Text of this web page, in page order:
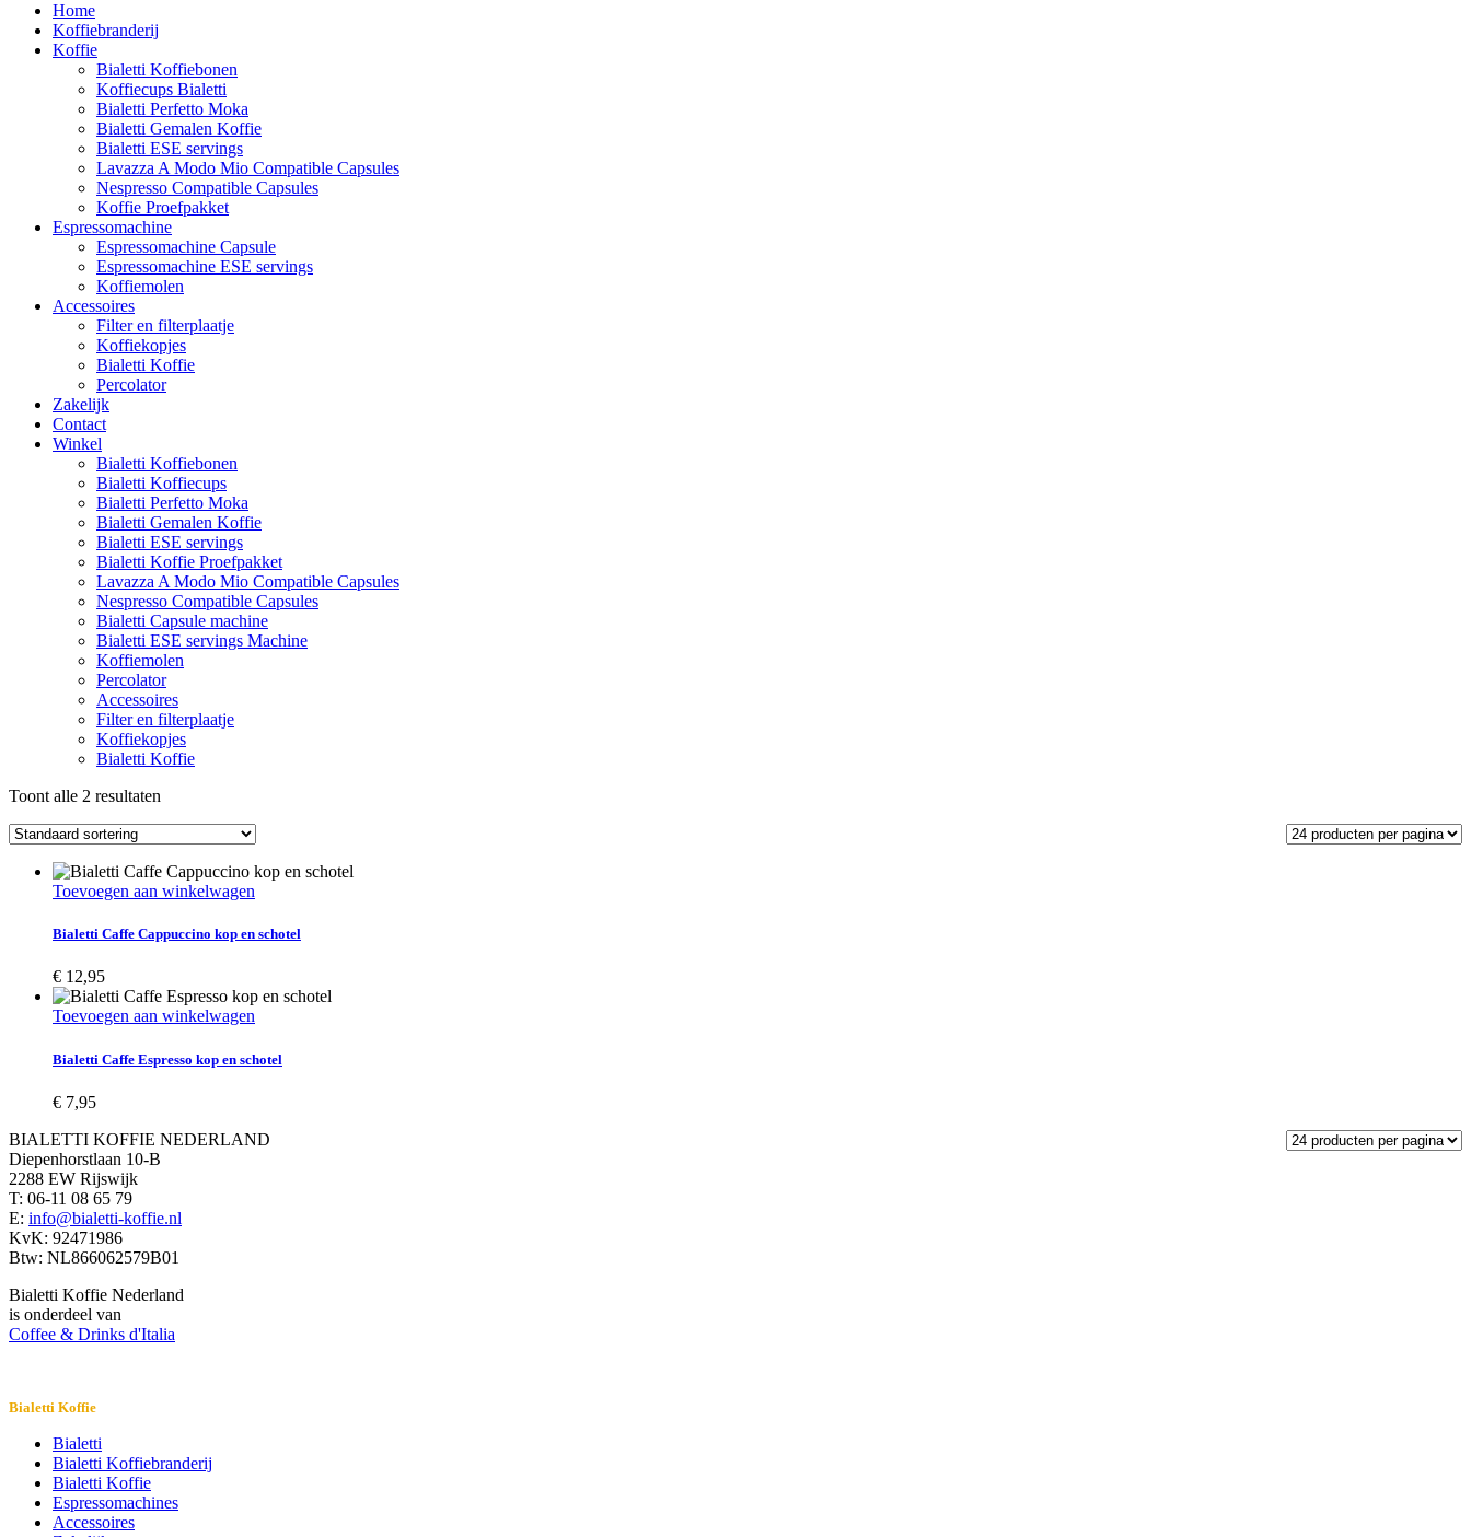
Home
Koffiebranderij
Koffie
Bialetti Koffiebonen
Koffiecups Bialetti
Bialetti Perfetto Moka
Bialetti Gemalen Koffie
Bialetti ESE servings
Lavazza A Modo Mio Compatible Capsules
Nespresso Compatible Capsules
Koffie Proefpakket
Espressomachine
Espressomachine Capsule
Espressomachine ESE servings
Koffiemolen
Accessoires
Filter en filterplaatje
Koffiekopjes
Bialetti Koffie
Percolator
Zakelijk
Contact
Winkel
Bialetti Koffiebonen
Bialetti Koffiecups
Bialetti Perfetto Moka
Bialetti Gemalen Koffie
Bialetti ESE servings
Bialetti Koffie Proefpakket
Lavazza A Modo Mio Compatible Capsules
Nespresso Compatible Capsules
Bialetti Capsule machine
Bialetti ESE servings Machine
Koffiemolen
Percolator
Accessoires
Filter en filterplaatje
Koffiekopjes
Bialetti Koffie
Toont alle 2 resultaten
Toevoegen aan winkelwagen
Bialetti Caffe Cappuccino kop en schotel
€ 12,95
Toevoegen aan winkelwagen
Bialetti Caffe Espresso kop en schotel
€ 7,95
BIALETTI KOFFIE NEDERLAND
Diepenhorstlaan 10-B
2288 EW Rijswijk
T: 06-11 08 65 79
E: info@bialetti-koffie.nl
KvK: 92471986
Btw: NL866062579B01
Bialetti Koffie Nederland
is onderdeel van
Coffee & Drinks d'Italia
Bialetti Koffie
Bialetti
Bialetti Koffiebranderij
Bialetti Koffie
Espressomachines
Accessoires